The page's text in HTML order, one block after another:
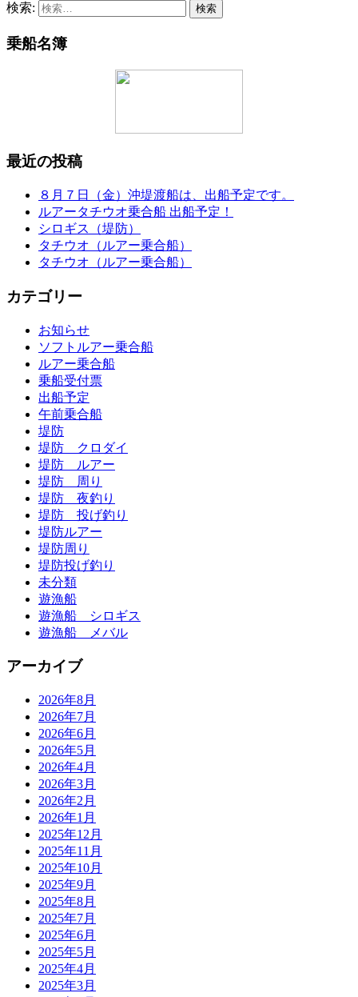
検索:
乗船名簿
最近の投稿
８月７日（金）沖堤渡船は、出船予定です。
ルアータチウオ乗合船 出船予定！
シロギス（堤防）
タチウオ（ルアー乗合船）
タチウオ（ルアー乗合船）
カテゴリー
お知らせ
ソフトルアー乗合船
ルアー乗合船
乗船受付票
出船予定
午前乗合船
堤防
堤防 クロダイ
堤防 ルアー
堤防 周り
堤防 夜釣り
堤防 投げ釣り
堤防ルアー
堤防周り
堤防投げ釣り
未分類
遊漁船
遊漁船 シロギス
遊漁船 メバル
アーカイブ
2026年8月
2026年7月
2026年6月
2026年5月
2026年4月
2026年3月
2026年2月
2026年1月
2025年12月
2025年11月
2025年10月
2025年9月
2025年8月
2025年7月
2025年6月
2025年5月
2025年4月
2025年3月